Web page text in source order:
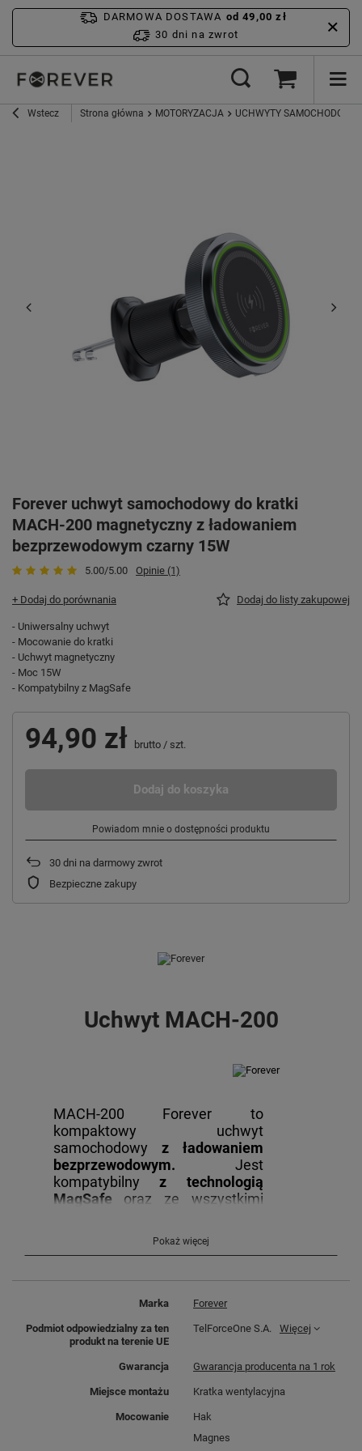
DARMOWA DOSTAWA od 49,00 zł
30 dni na zwrot
Wstecz Strona główna MOTORYZACJA UCHWYTY SAMOCHODOWE
Forever uchwyt samochodowy do kratki
MACH-200 magnetyczny z ładowaniem
bezprzewodowym czarny 15W
5.00/5.00 Opinie (1)
+ Dodaj do porównania Dodaj do listy zakupowej
- Uniwersalny uchwyt
- Mocowanie do kratki
- Uchwyt magnetyczny
- Moc 15W
- Kompatybilny z MagSafe
94,90 zł brutto / szt.
Dodaj do koszyka
Powiadom mnie o dostępności produktu
30 dni na darmowy zwrot
Bezpieczne zakupy
Uchwyt MACH-200
MACH-200 Forever to
kompaktowy uchwyt
samochodowy z ładowaniem
bezprzewodowym. Jest
kompatybilnyz technologią
MagSafe oraz ze wszystkimi
Uchwyto mocy 15Wpozwala na
urządzenia, zapewniając stały
dostęp do ładowania podczas
podróży. Wyposażonyw mocne
Pokaż więcej
Marka Forever
Podmiot odpowiedzialny za ten
produkt na terenie UE
TelForceOne S.A. Więcej
Gwarancja Gwarancja producenta na 1 rok
Miejsce montażu Kratka wentylacyjna
Mocowanie
Hak
Magnes